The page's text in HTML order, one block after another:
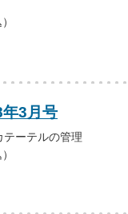
3月号
ーテルの管理